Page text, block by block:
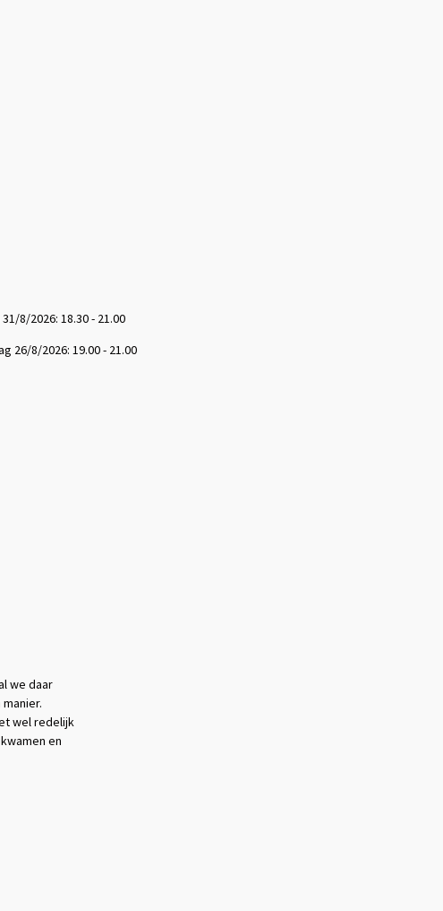
8/2026: 18.30 - 21.00
26/8/2026: 19.00 - 21.00
we daar
wel redelijk
en